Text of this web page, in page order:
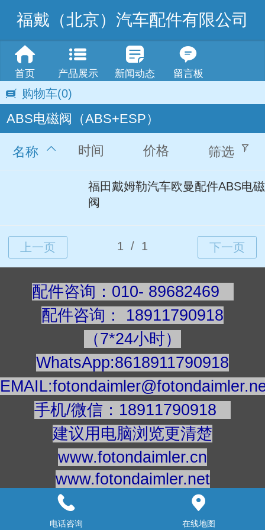
福戴（北京）汽车配件有限公司
首页 产品展示 新闻动态 留言板
购物车(0)
ABS电磁阀（ABS+ESP）
名称 时间 价格 筛选
福田戴姆勒汽车欧曼配件ABS电磁
阀
配件咨询：010- 89682469
配件咨询 ： 18911790918
（7*24小时）
WhatsApp:8618911790918
手机/微信：18911790918
建议用电脑浏览更清楚
www.fotondaimler.cn
www.fotondaimler.net
意见反馈：
18911863908
快手号：fotondaimler
电话咨询 在线地图